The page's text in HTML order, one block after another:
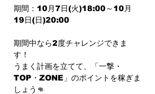
期間：10月7日(火)18:00～10月
19日(日)20:00
期間中なら2度チャレンジできま
す！
うまく計画を立てて、「一撃・
TOP・ZONE」のポイントを稼ぎま
しょう👊